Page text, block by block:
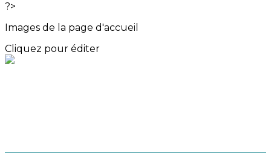
?>
Images de la page d'accueil
Cliquez pour éditer